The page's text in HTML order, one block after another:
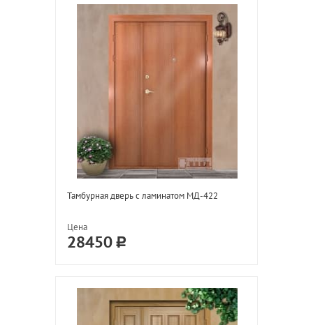
Тамбурная дверь с ламинатом МД-422
Цена
28450